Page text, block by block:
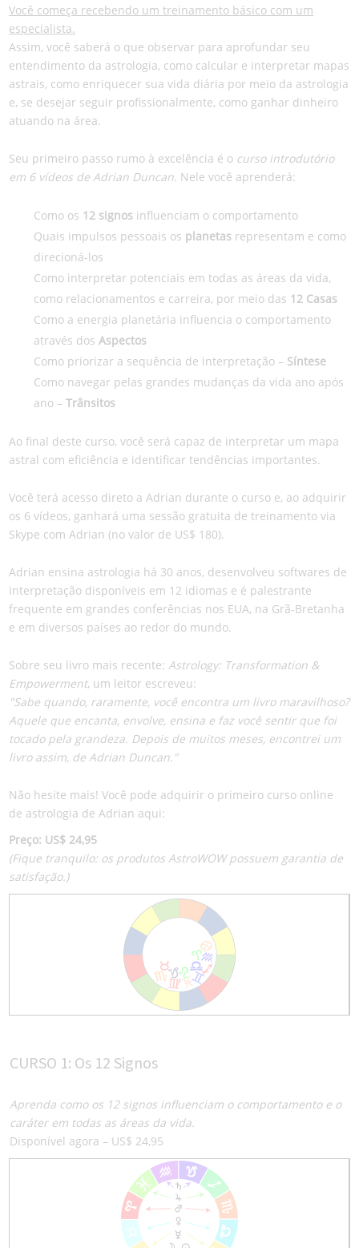
Você começa recebendo um treinamento básico com um
especialista.
Assim, você saberá o que observar para aprofundar seu
entendimento da astrologia, como calcular e interpretar mapas
astrais, como enriquecer sua vida diária por meio da astrologia
e, se desejar seguir profissionalmente, como ganhar dinheiro
atuando na área.
Seu primeiro passo rumo à excelência é o curso introdutório
em 6 vídeos de Adrian Duncan. Nele você aprenderá:
Como os 12 signos influenciam o comportamento
Quais impulsos pessoais os planetas representam e como
direcioná-los
Como interpretar potenciais em todas as áreas da vida,
como relacionamentos e carreira, por meio das 12 Casas
Como a energia planetária influencia o comportamento
através dosAspectos
Como priorizar a sequência de interpretação – Síntese
Como navegar pelas grandes mudanças da vida ano após
ano –Trânsitos
Ao final deste curso, você será capaz de interpretar um mapa
astral com eficiência e identificar tendências importantes.
Você terá acesso direto a Adrian durante o curso e, ao adquirir
os 6 vídeos, ganhará uma sessão gratuita de treinamento via
Skype com Adrian (no valor de US$ 180).
Adrian ensina astrologia há 30 anos, desenvolveu softwares de
interpretação disponíveis em 12 idiomas e é palestrante
frequente em grandes conferências nos EUA, na Grã-Bretanha
e em diversos países ao redor do mundo.
Sobre seu livro mais recente:Astrology: Transformation &
Empowerment, um leitor escreveu:
"Sabe quando, raramente, você encontra um livro maravilhoso?
Aquele que encanta, envolve, ensina e faz você sentir que foi
tocado pela grandeza. Depois de muitos meses, encontrei um
livro assim, de Adrian Duncan."
Não hesite mais! Você pode adquirir o primeiro curso online
de astrologia de Adrian aqui:
Preço: US$ 24,95
(Fique tranquilo: os produtos AstroWOW possuem garantia de
satisfação.)
CURSO 1: Os 12 Signos
Aprenda como os 12 signos influenciam o comportamento e o
caráter em todas as áreas da vida.
Disponível agora – US$ 24,95